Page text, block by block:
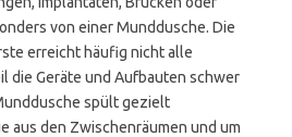
von einer Munddusche. Die
erreicht häufig nicht alle
die Geräte und Aufbauten schwer
spült gezielt
aus den Zwischenräumen und um